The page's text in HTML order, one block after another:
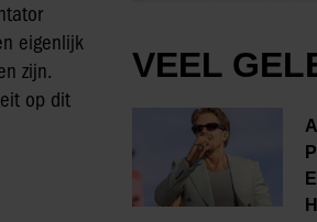
eigenlijk
zijn.
op dit